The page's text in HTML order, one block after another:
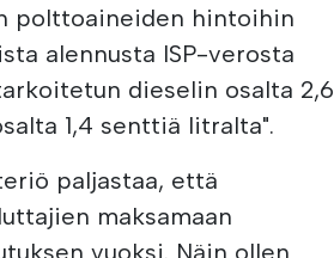
polttoaineiden hintoihin
alennusta ISP-verosta
dieselin osalta 2,6
1,4 senttiä litralta".
paljastaa, että
maksamaan
vuoksi. Näin ollen